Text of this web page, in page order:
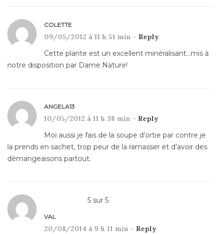
COLETTE
09/05/2012 à 11 h 51 min - Reply
Cette plante est un excellent minéralisant…mis à
notre disposition par Dame Nature!
ANGELA13
10/05/2012 à 11 h 38 min - Reply
Moi aussi je fais de la soupe d’ortie par contre je
la prends en sachet, trop peur de la ramasser et d’avoir des
démangeaisons partout.
5 sur 5
VAL
20/08/2014 à 9 h 11 min - Reply